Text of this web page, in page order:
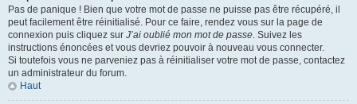
Pas de panique ! Bien que votre mot de passe ne puisse pas être récupéré, il
peut facilement être réinitialisé. Pour ce faire, rendez vous sur la page de
connexion puis cliquez sur J’ai oublié mon mot de passe. Suivez les
instructions énoncées et vous devriez pouvoir à nouveau vous connecter.
Si toutefois vous ne parveniez pas à réinitialiser votre mot de passe, contactez
un administrateur du forum.
Haut